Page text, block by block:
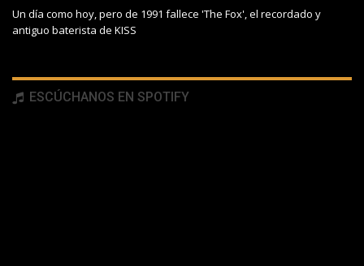
Un día como hoy, pero de 1991 fallece 'The Fox', el recordado y
antiguo baterista de KISS
ESCÚCHANOS EN SPOTIFY